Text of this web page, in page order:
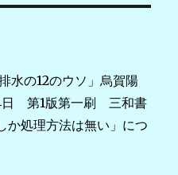
水の12のウソ」烏賀陽
第1版第一刷 三和書
処理方法は無い」につ